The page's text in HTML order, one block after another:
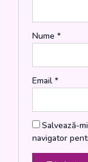
Nume *
Email *
Salvează-
navigator